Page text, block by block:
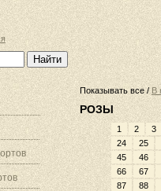
Показывать все / В
РОЗЫ
1 2
3
24
25
45
46
66
67
87
88